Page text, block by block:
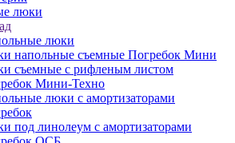
люки
люки
напольные съемные Погребок Мини
съемные с рифленым листом
Мини-Техно
люки с амортизаторами
под линолеум с амортизаторами